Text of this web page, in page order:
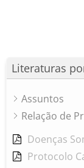
Literaturas
Assuntos
Relação de
Doenças
Protocolo